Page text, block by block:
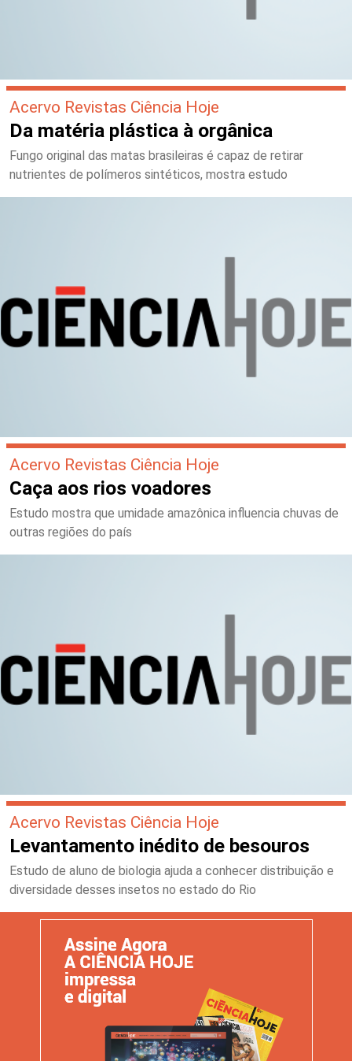
Acervo Revistas Ciência Hoje
Da matéria plástica à orgânica
Fungo original das matas brasileiras é capaz de retirar
nutrientes de polímeros sintéticos, mostra estudo
Acervo Revistas Ciência Hoje
Caça aos rios voadores
Estudo mostra que umidade amazônica influencia chuvas de
outras regiões do país
Acervo Revistas Ciência Hoje
Levantamento inédito de besouros
Estudo de aluno de biologia ajuda a conhecer distribuição e
diversidade desses insetos no estado do Rio